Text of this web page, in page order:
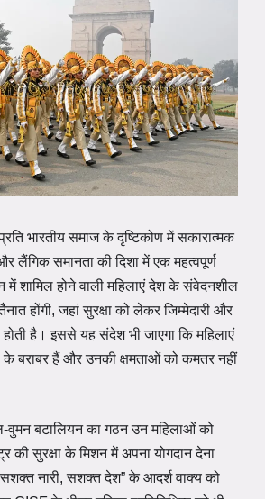
भारतीय समाज के दृष्टिकोण में सकारात्मक
लैंगिक समानता की दिशा में एक महत्वपूर्ण
शामिल होने वाली महिलाएं देश के संवेदनशील
होंगी, जहां सुरक्षा को लेकर जिम्मेदारी और
होती है। इससे यह संदेश भी जाएगा कि महिलाएं
के बराबर हैं और उनकी क्षमताओं को कमतर नहीं
बटालियन का गठन उन महिलाओं को
की सुरक्षा के मिशन में अपना योगदान देना
नारी, सशक्त देश” के आदर्श वाक्य को